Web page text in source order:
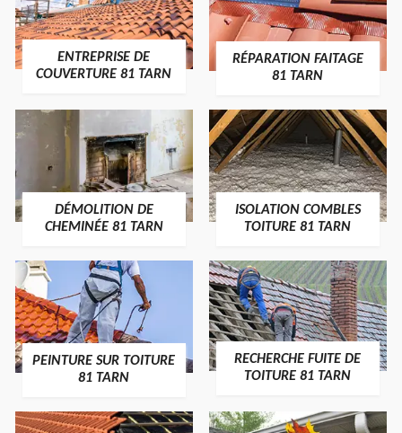
ENTREPRISE DE
COUVERTURE 81 TARN
RÉPARATION FAITAGE
81 TARN
DÉMOLITION DE
CHEMINÉE 81 TARN
ISOLATION COMBLES
TOITURE 81 TARN
PEINTURE SUR TOITURE
81 TARN
RECHERCHE FUITE DE
TOITURE 81 TARN